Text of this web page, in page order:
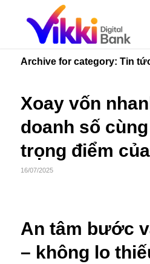
Archive for category: Tin
Xoay vốn
doanh số
trọng điểm
16/07/2025
An tâm bước
– không lo